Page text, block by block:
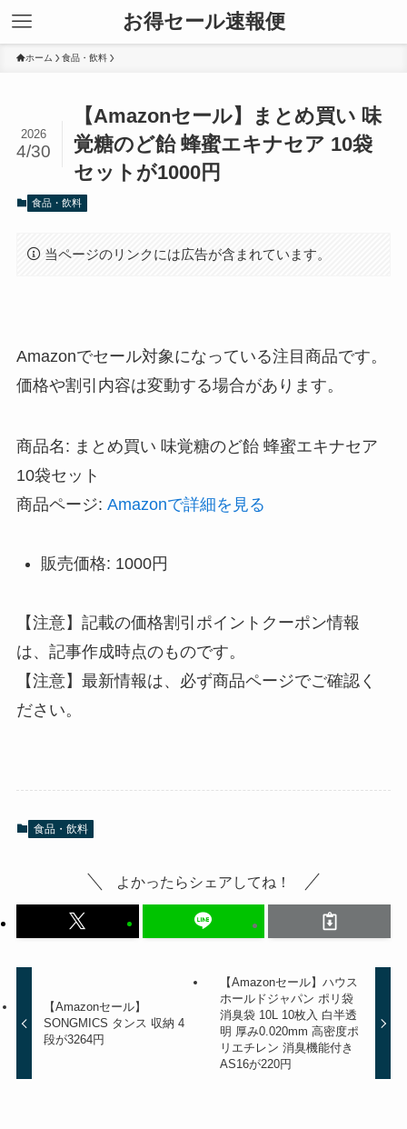
お得セール速報便
ホーム 食品・飲料
【Amazonセール】まとめ買い 味
覚糖のど飴 蜂蜜エキナセア 10袋
セットが1000円
2026
4/30
食品・飲料
当ページのリンクには広告が含まれています。
Amazonでセール対象になっている注目商品です。
価格や割引内容は変動する場合があります。
商品名: まとめ買い 味覚糖のど飴 蜂蜜エキナセア
10袋セット
商品ページ: Amazonで詳細を見る
販売価格: 1000円
【注意】記載の価格割引ポイントクーポン情報
は、記事作成時点のものです。
【注意】最新情報は、必ず商品ページでご確認く
ださい。
食品・飲料
よかったらシェアしてね！
【Amazonセール】
SONGMICS タンス 収納 4
段が3264円
【Amazonセール】ハウス
ホールドジャパン ポリ袋
消臭袋 10L 10枚入 白半透
明 厚み0.020mm 高密度ポ
リエチレン 消臭機能付き
AS16が220円